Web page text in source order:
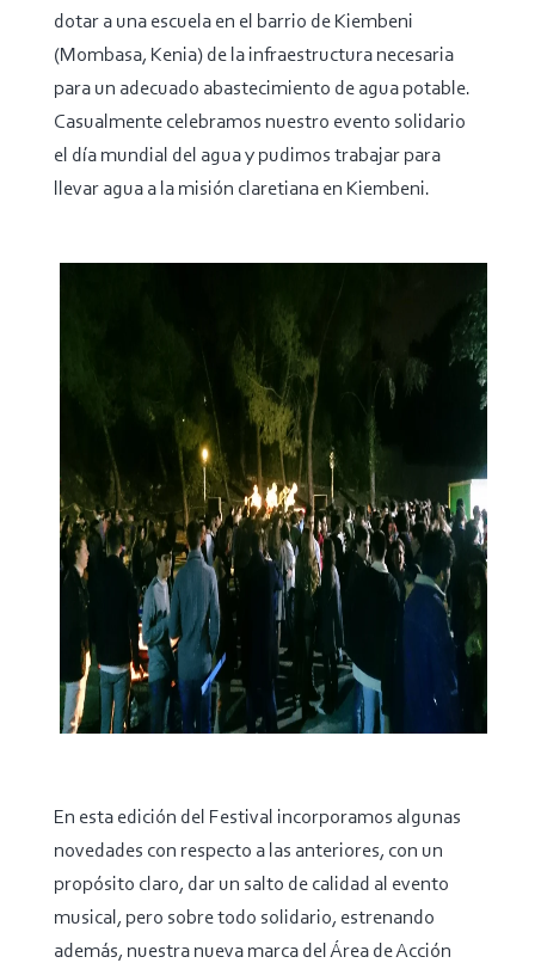
dotar a una escuela en el barrio de Kiembeni
(Mombasa, Kenia) de la infraestructura necesaria
para un adecuado abastecimiento de agua potable.
Casualmente celebramos nuestro evento solidario
el día mundial del agua y pudimos trabajar para
llevar agua a la misión claretiana en Kiembeni.
En esta edición del Festival incorporamos algunas
novedades con respecto a las anteriores, con un
propósito claro, dar un salto de calidad al evento
musical, pero sobre todo solidario, estrenando
además, nuestra nueva marca del Área de Acción